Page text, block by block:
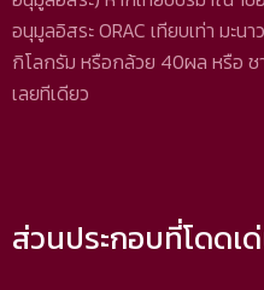
อนุมูลอิสระ ORAC เทียบเท่า มะน
กิโลกรัม หรือกล้วย 40ผล หรือ ช
เลยทีเดียว
ส่วนประกอบที่โดดเ